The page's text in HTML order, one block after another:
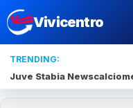
Vivicentro
TRENDING:
Juve Stabia News